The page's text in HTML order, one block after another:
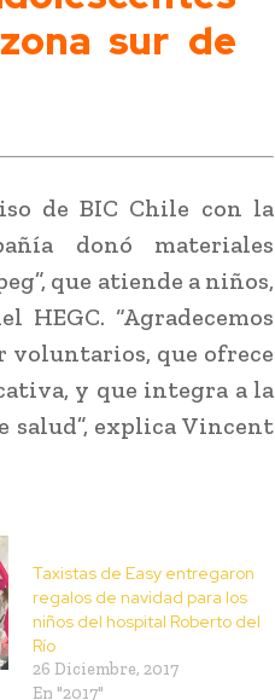
sur de
de BIC Chile con la
donó materiales
que atiende a niños,
HEGC. “Agradecemos
voluntarios, que ofrece
y que integra a la
salud”, explica Vincent
Taxistas de Easy entregaron
regalos de navidad para los
niños del hospital Roberto del
Río
26 Diciembre, 2017
En "2017"